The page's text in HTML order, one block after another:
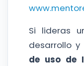
Si lideras
desarrollo
de uso de